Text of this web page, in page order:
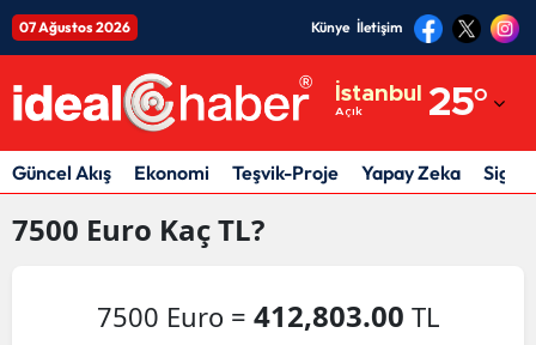
07 Ağustos 2026 Künye İletişim
İstanbul
Açık 25°
Adıyaman
Afyonkarahisar
Ankara
Güncel Akış Ekonomi Teşvik-Proje Yapay Zeka
7500 Euro Kaç TL?
7500 Euro = 412,803.00 TL